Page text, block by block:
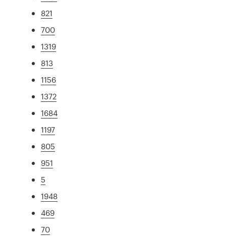
821
700
1319
813
1156
1372
1684
1197
805
951
5
1948
469
70